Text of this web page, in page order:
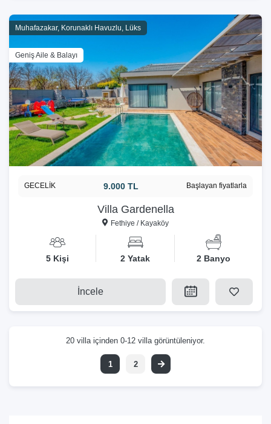
Muhafazakar, Korunaklı Havuzlu, Lüks
Geniş Aile & Balayı
Villa Gardenella
Fethiye / Kayaköy
GECELİK 9.000 TL Başlayan fiyatlarla
5 Kişi 2 Yatak 2 Banyo
İncele
20 villa içinden 0-12 villa görüntüleniyor.
1 2